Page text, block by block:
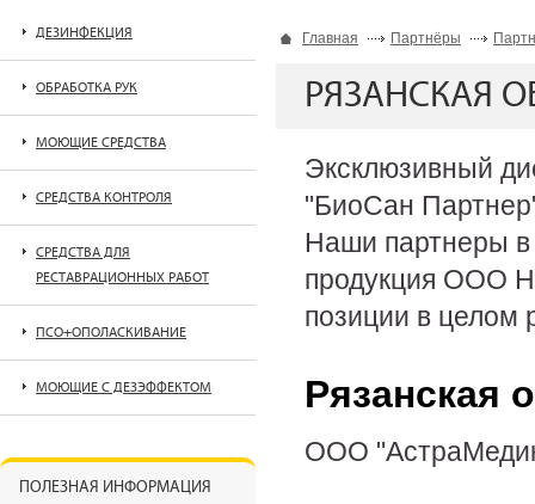
Главная Партнёры
РЯЗАНСКАЯ
Эксклюзивный
"БиоСан
Наши партнеры в
продукция ООО
позиции в целом
Рязанская
ООО
ДЕЗИНФЕКЦИЯ
ОБРАБОТКА РУК
МОЮЩИЕ СРЕДСТВА
СРЕДСТВА КОНТРОЛЯ
СРЕДСТВА ДЛЯ
РЕСТАВРАЦИОННЫХ РАБОТ
ПСО+ОПОЛАСКИВАНИЕ
МОЮЩИЕ С ДЕЗЭФФЕКТОМ
ПОЛЕЗНАЯ ИНФОРМАЦИЯ